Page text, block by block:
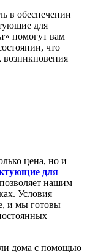
в обеспечении
для
помогут вам
что
возникновения
цена, но и
для
нашим
Условия
и мы готовы
дома с помощью